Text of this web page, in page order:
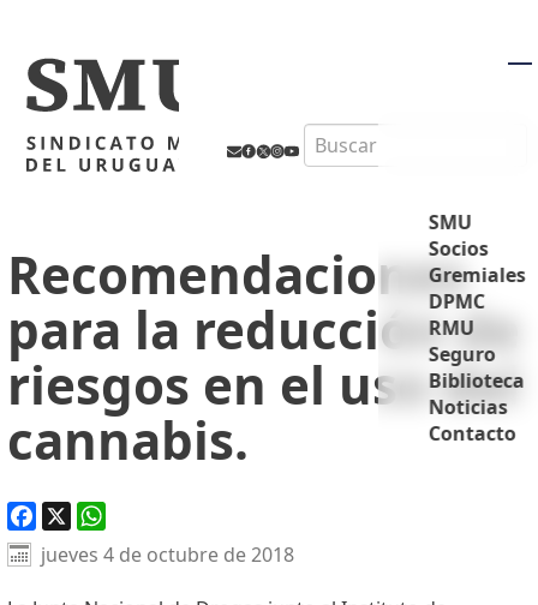
Search
SMU
Socios
Gremiales
DPMC
RMU
Seguro
Biblioteca
Noticias
Contacto
Recomendaciones
para la reducción de
riesgos en el uso del
cannabis.
Facebook
X WhatsApp
jueves 4 de octubre de 2018